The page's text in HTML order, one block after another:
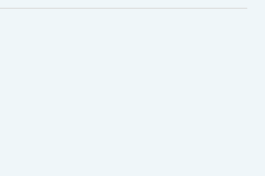
Fußabdruckes
Carbon Footprint, PCF)
Klimazielen